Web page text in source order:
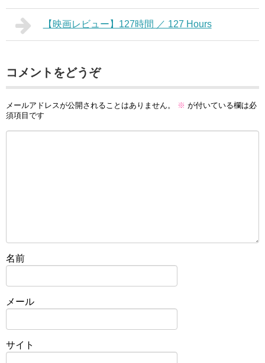
【映画レビュー】127時間 ／ 127 Hours
コメントをどうぞ
メールアドレスが公開されることはありません。 ※ が付いている欄は必
須項目です
名前
メール
サイト